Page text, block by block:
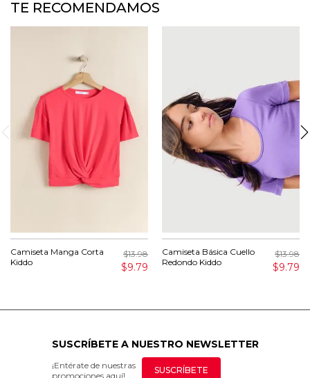
TE RECOMENDAMOS
Camiseta Manga Corta
Kiddo
$13.98
$9.79
Camiseta Básica Cuello
Redondo Kiddo
$13.98
$9.79
SUSCRÍBETE A NUESTRO NEWSLETTER
¡Entérate de nuestras
promociones aquí!
SUSCRÍBETE